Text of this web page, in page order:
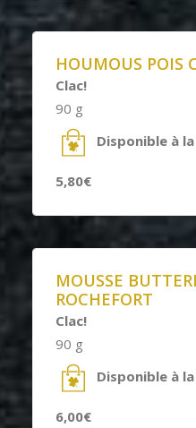
HOUMOUS POIS
Clac!
90 g
Disponible à
5,80€
MOUSSE
ROCHEFORT
Clac!
90 g
Disponible à
6,00€